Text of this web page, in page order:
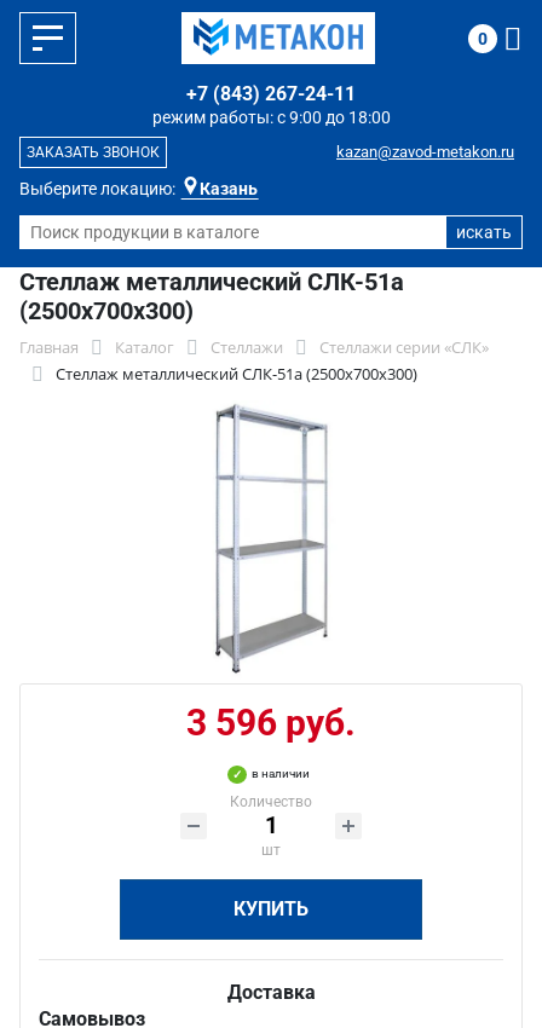
Выберите локацию: Казань
режим работы: с 9:00 до 18:00
+7 (843) 267-24-11
kazan@zavod-metakon.ru
ЗАКАЗАТЬ ЗВОНОК
0
Стеллаж металлический СЛК-51a
(2500x700x300)
Главная Каталог Стеллажи
Стеллажи серии «СЛК»
Стеллаж металлический СЛК-51a (2500x700x300)
3 596 руб.
в наличии
Количество
шт
КУПИТЬ
Доставка
Самовывоз